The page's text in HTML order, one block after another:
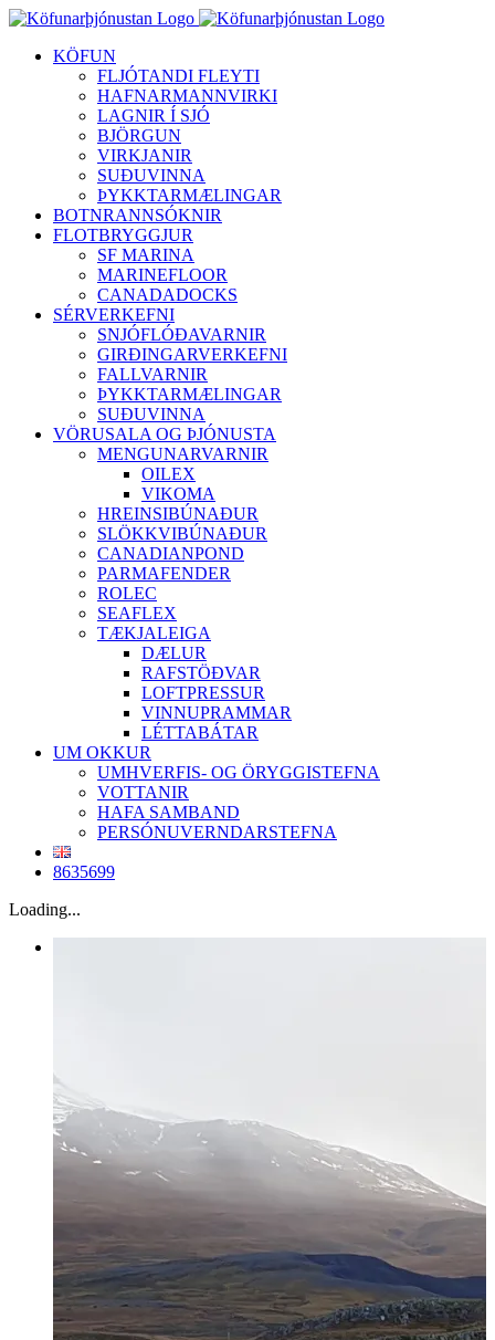
Skip
contentKÖFUN
FLJÓTANDI FLEYTI
HAFNARMANNVIRKI
LAGNIR Í SJÓ
BJÖRGUN
VIRKJANIR
SUÐUVINNA
ÞYKKTARMÆLINGAR
BOTNRANNSÓKNIR
FLOTBRYGGJUR
SF MARINA
MARINEFLOOR
CANADADOCKS
SÉRVERKEFNI
SNJÓFLÓÐAVARNIR
GIRÐINGARVERKEFNI
FALLVARNIR
ÞYKKTARMÆLINGAR
SUÐUVINNA
VÖRUSALA OG ÞJÓNUSTA
MENGUNARVARNIR
OILEX
VIKOMA
HREINSIBÚNAÐUR
SLÖKKVIBÚNAÐUR
CANADIANPOND
PARMAFENDER
ROLEC
SEAFLEX
TÆKJALEIGA
DÆLUR
RAFSTÖÐVAR
LOFTPRESSUR
VINNUPRAMMAR
LÉTTABÁTAR
UM OKKUR
UMHVERFIS- OG ÖRYGGISTEFNA
VOTTANIR
HAFA SAMBAND
PERSÓNUVERNDARSTEFNA
8635699
Loading...